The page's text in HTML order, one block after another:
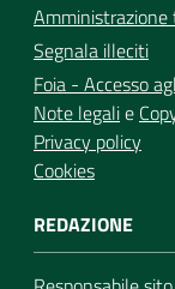
Segnala illeciti
Foia - Accesso
Note legalie
Privacy policy
Cookies
REDAZIONE